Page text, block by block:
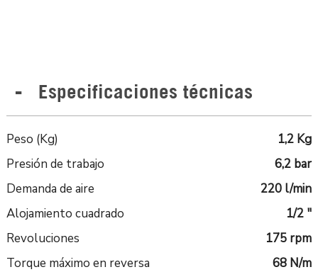
Especificaciones técnicas
Peso (Kg)
1,2 Kg
Presión de trabajo
6,2 bar
Demanda de aire
220 l/min
Alojamiento cuadrado
1/2 "
Revoluciones
175 rpm
Torque máximo en reversa
68 N/m